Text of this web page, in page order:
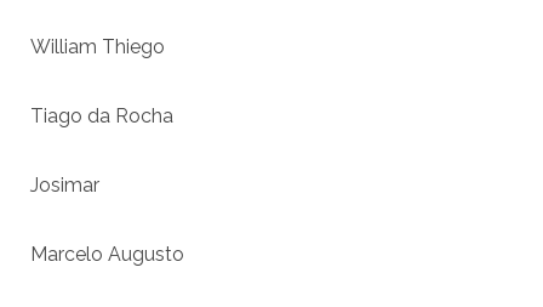
William Thiego
Tiago da Rocha
Josimar
Marcelo Augusto